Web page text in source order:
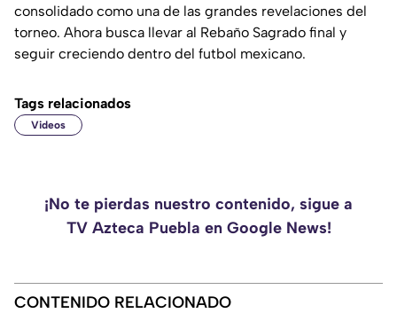
consolidado como una de las grandes revelaciones del
torneo. Ahora busca llevar al Rebaño Sagrado final y
seguir creciendo dentro del futbol mexicano.
Tags relacionados
Videos
¡No te pierdas nuestro contenido, sigue a
TV Azteca Puebla en Google News!
CONTENIDO RELACIONADO